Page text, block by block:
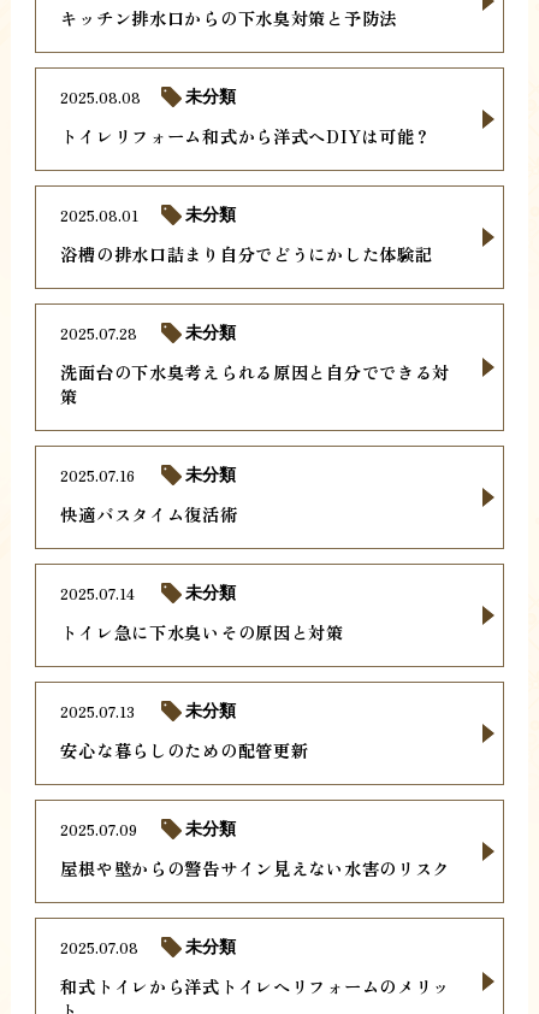
キッチン排水口からの下水臭対策と予防法
トイレリフォーム和式から洋式へDIYは可能？
2025.08.08 未分類
浴槽の排水口詰まり自分でどうにかした体験記
2025.08.01 未分類
洗面台の下水臭考えられる原因と自分でできる対
策
2025.07.28 未分類
快適バスタイム復活術
2025.07.16 未分類
トイレ急に下水臭いその原因と対策
2025.07.14 未分類
安心な暮らしのための配管更新
2025.07.13 未分類
屋根や壁からの警告サイン見えない水害のリスク
2025.07.09 未分類
和式トイレから洋式トイレへリフォームのメリッ
2025.07.08 未分類